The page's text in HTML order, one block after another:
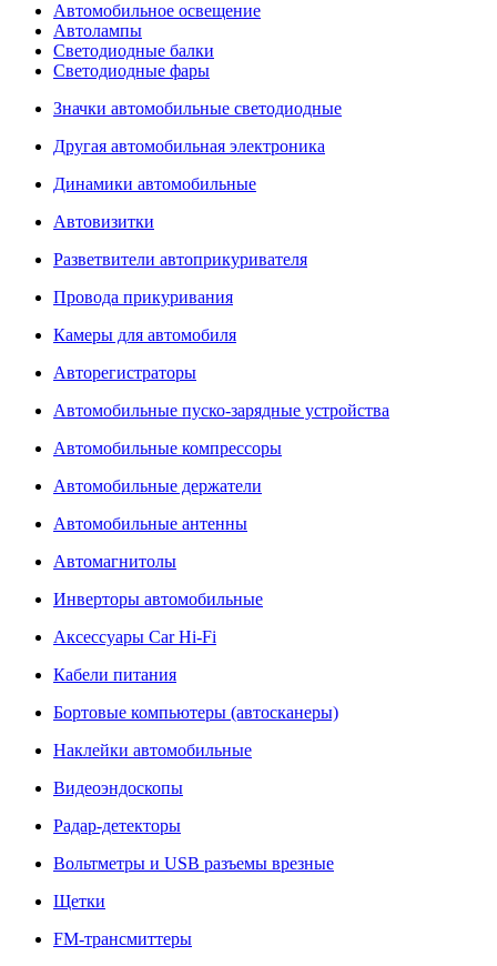
Автомобильное освещение
Автолампы
Светодиодные балки
Светодиодные фары
Значки автомобильные светодиодные
Другая автомобильная электроника
Динамики автомобильные
Автовизитки
Разветвители автоприкуривателя
Провода прикуривания
Камеры для автомобиля
Авторегистраторы
Автомобильные пуско-зарядные устройства
Автомобильные компрессоры
Автомобильные держатели
Автомобильные антенны
Автомагнитолы
Инверторы автомобильные
Аксессуары Car Hi-Fi
Кабели питания
Бортовые компьютеры (автосканеры)
Наклейки автомобильные
Видеоэндоскопы
Радар-детекторы
Вольтметры и USB разъемы врезные
Щетки
FM-трансмиттеры